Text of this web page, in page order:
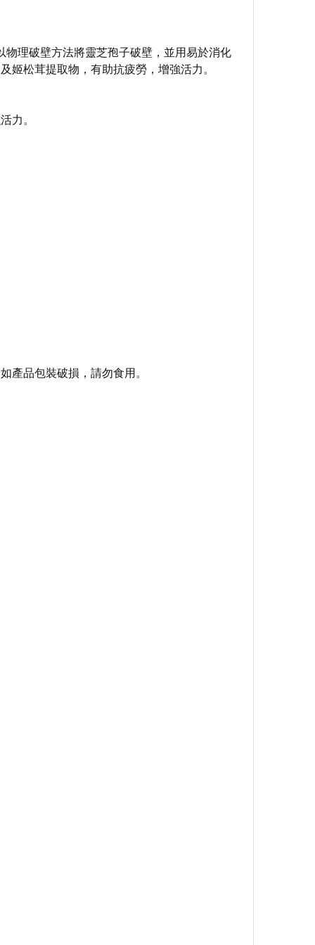
理破壁方法將靈芝孢子破壁，並用易於消化
姬松茸提取物，有助抗疲勞，增強活力。
力。
產品包裝破損，請勿食用。